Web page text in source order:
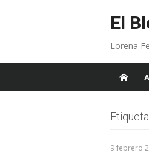
El
Lorena
9 febrero